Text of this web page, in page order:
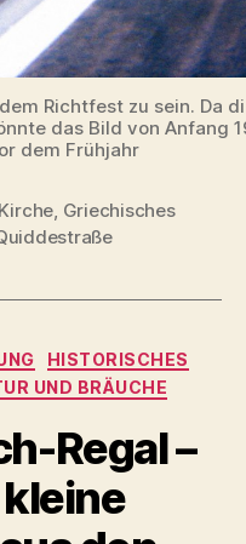
Richtfest zu sein. Da
das Bild von Anfang
dem Frühjahr
Griechisches
HISTORISCHES
UND BRÄUCHE
Regal –